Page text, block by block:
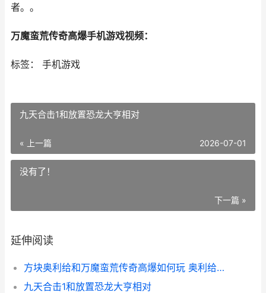
者。。
万魔蛮荒传奇高爆手机游戏视频：
标签： 手机游戏
九天合击1和放置恐龙大亨相对
« 上一篇 2026-07-01
没有了！
下一篇 »
延伸阅读
方块奥利给和万魔蛮荒传奇高爆如何玩 奥利给解说mc
九天合击1和放置恐龙大亨相对